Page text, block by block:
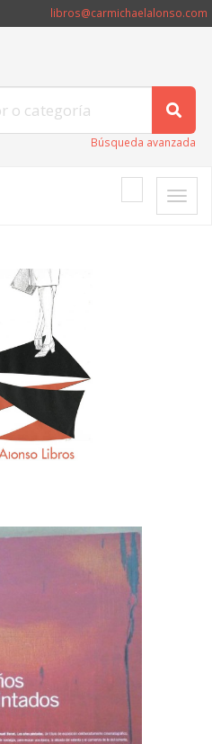
libros@carmichaelalonso.com
Búsqueda avanzada
Toggle